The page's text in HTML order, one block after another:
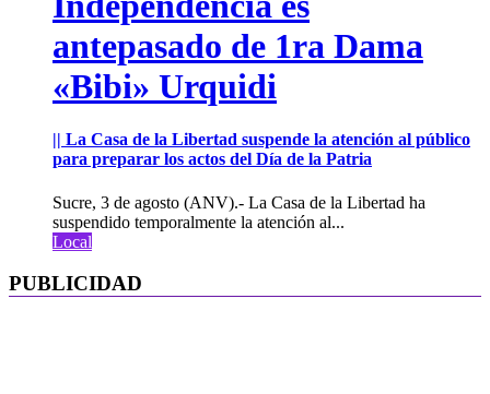
antepasado de 1ra Dama
«Bibi» Urquidi
|| La Casa de la Libertad suspende la atención al público
para preparar los actos del Día de la Patria
Sucre, 3 de agosto (ANV).- La Casa de la Libertad ha
suspendido temporalmente la atención al...
Local
PUBLICIDAD